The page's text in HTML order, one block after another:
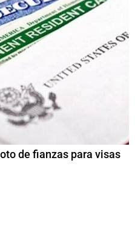
de fianzas para visas